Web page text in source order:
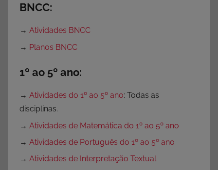
BNCC:
→ Atividades BNCC
→ Planos BNCC
1º ao 5º ano:
→ Atividades do 1º ao 5º ano: Todas as
disciplinas.
→ Atividades de Matemática do 1º ao 5º ano
→ Atividades de Português do 1º ao 5º ano
→ Atividades de Interpretação Textual